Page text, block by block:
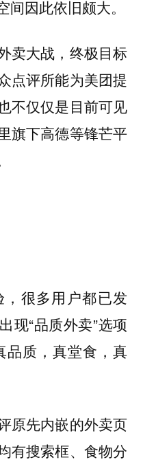
因此依旧颇大。
卖大战，终极目标
点评所能为美团提
不仅仅是目前可见
旗下高德等锋芒平
很多用户都已发
现“品质外卖”选项
品质，真堂食，真
原先内嵌的外卖页
有搜索框、食物分